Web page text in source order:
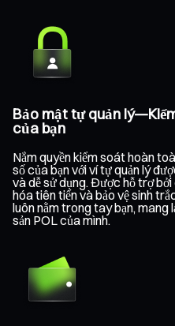
Bảo mật tự quản
của bạn
Nắm quyền kiểm soát hoàn
số của bạn với ví tự quản lý
và dễ sử dụng. Được hỗ trợ
hóa tiên tiến và bảo vệ sinh
luôn nằm trong tay bạn, mang
sản POL của mình.